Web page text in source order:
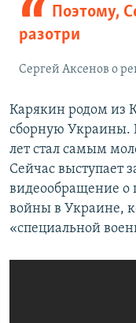
Поэтому,
разотри
Сергей Аксенов о
Карякин родом из
сборную Украины.
лет стал самым
Сейчас выступает
видеообращение о
войны в Украине,
«специальной